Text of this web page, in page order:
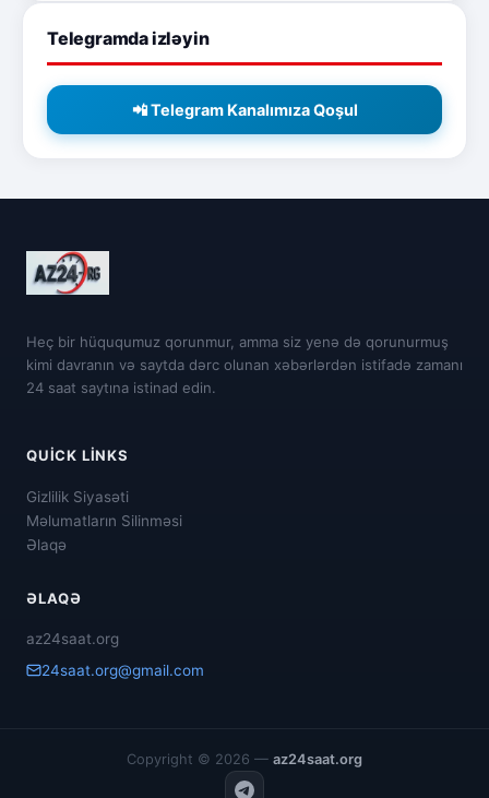
Telegramda izləyin
📲 Telegram Kanalımıza Qoşul
Heç bir hüququmuz qorunmur, amma siz yenə də qorunurmuş
kimi davranın və saytda dərc olunan xəbərlərdən istifadə zamanı
24 saat saytına istinad edin.
QUICK LINKS
Gizlilik Siyasəti
Məlumatların Silinməsi
Əlaqə
ƏLAQƏ
az24saat.org
24saat.org@gmail.com
Copyright © 2026 — az24saat.org